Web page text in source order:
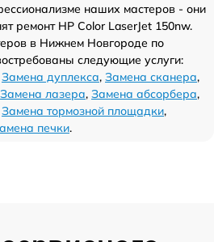
наших мастеров - они
ремонт HP Color LaserJet 150nw.
в Нижнем Новгороде по
следующие услуги:
Замена дуплекса, Замена сканера,
Замена лазера, Замена абсорбера,
Замена тормозной площадки,
печки.